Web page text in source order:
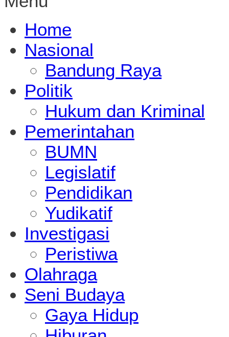
Home
Nasional
Bandung Raya
Politik
Hukum dan Kriminal
Pemerintahan
BUMN
Legislatif
Pendidikan
Yudikatif
Investigasi
Peristiwa
Olahraga
Seni Budaya
Gaya Hidup